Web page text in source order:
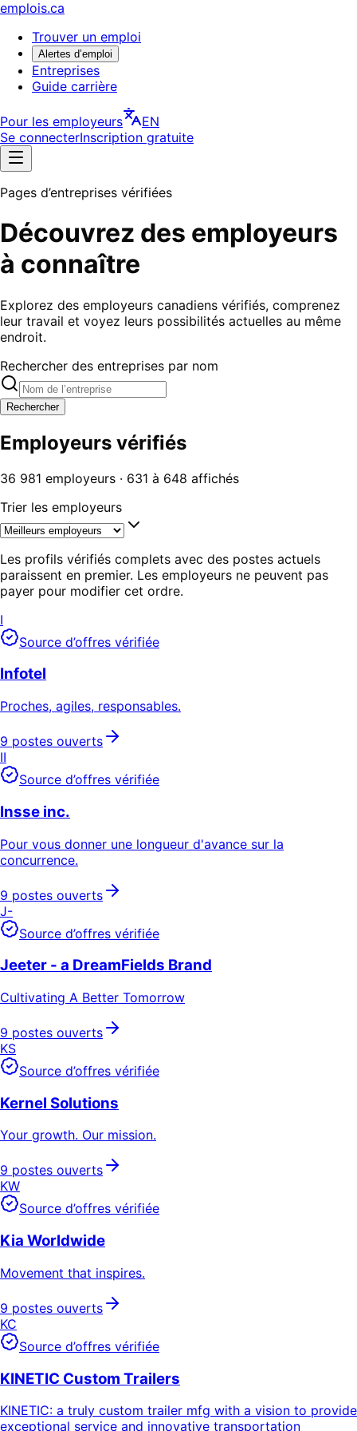
emplois.ca
Trouver un emploi
Alertes d’emploi
Entreprises
Guide carrière
Pour les employeurs
EN
Se connecterInscription gratuite
Pages d’entreprises vérifiées
Découvrez des employeurs
à connaître
Explorez des employeurs canadiens vérifiés, comprenez
leur travail et voyez leurs possibilités actuelles au même
endroit.
Rechercher des entreprises par nom
Rechercher
Employeurs vérifiés
36 981 employeurs · 631 à 648 affichés
Trier les employeurs
Les profils vérifiés complets avec des postes actuels
paraissent en premier. Les employeurs ne peuvent pas
payer pour modifier cet ordre.
I
Source d’offres vérifiée
Infotel
Proches, agiles, responsables.
9 postes ouverts
II
Source d’offres vérifiée
Insse inc.
Pour vous donner une longueur d'avance sur la
concurrence.
9 postes ouverts
J-
Source d’offres vérifiée
Jeeter - a DreamFields Brand
Cultivating A Better Tomorrow
9 postes ouverts
KS
Source d’offres vérifiée
Kernel Solutions
Your growth. Our mission.
9 postes ouverts
KW
Source d’offres vérifiée
Kia Worldwide
Movement that inspires.
9 postes ouverts
KC
Source d’offres vérifiée
KINETIC Custom Trailers
KINETIC: a truly custom trailer mfg with a vision to provide
exceptional service and innovative transportation